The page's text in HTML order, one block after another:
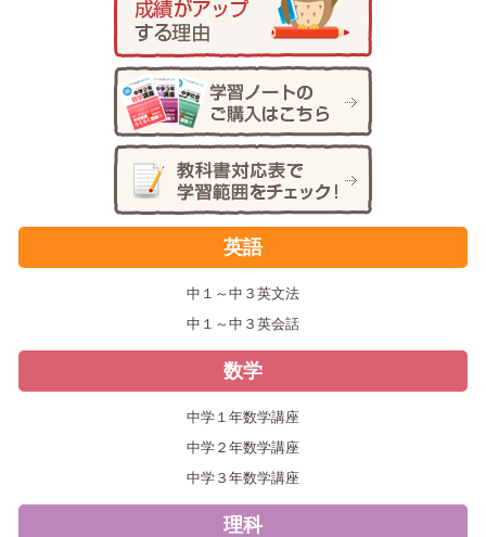
英語
中１～中３英文法
中１～中３英会話
数学
中学１年数学講座
中学２年数学講座
中学３年数学講座
理科